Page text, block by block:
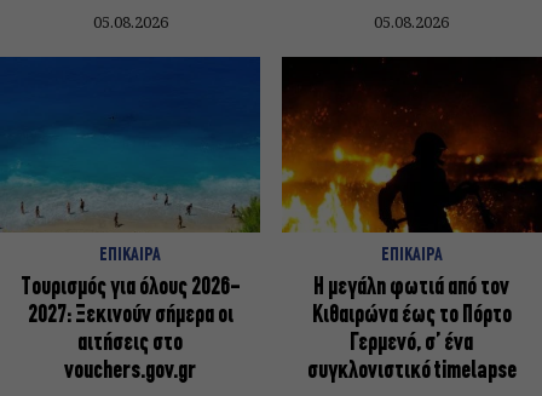
05.08.2026 05.08.2026
ΕΠΙΚΑΙΡΑ
Τουρισμός για όλους 2026-
2027: Ξεκινούν σήμερα οι
αιτήσεις στο
vouchers.gov.gr
ΕΠΙΚΑΙΡΑ
Η μεγάλη φωτιά από τον
Κιθαιρώνα έως το Πόρτο
Γερμενό, σ’ ένα
συγκλονιστικό timelapse